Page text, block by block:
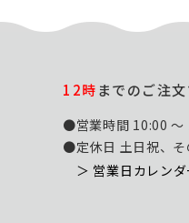
12時までのご注
●営業時間 10:00 ～
●定休日 土日祝、そ
＞ 営業日カレンダ